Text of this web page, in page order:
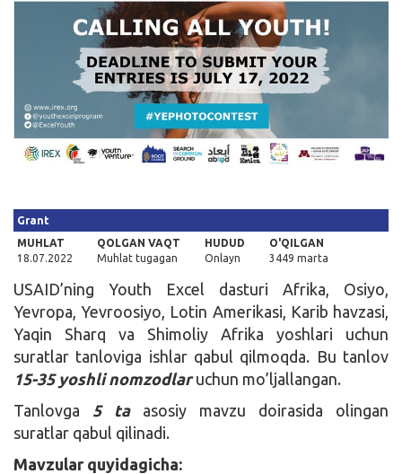
Grant
MUHLAT
18.07.2022
QOLGAN VAQT
Muhlat tugagan
HUDUD
Onlayn
O'QILGAN
3449 marta
USAID’ning Youth Excel dasturi Afrika, Osiyo,
Yevropa, Yevroosiyo, Lotin Amerikasi, Karib havzasi,
Yaqin Sharq va Shimoliy Afrika yoshlari uchun
suratlar tanloviga ishlar qabul qilmoqda. Bu tanlov
15-35 yoshli nomzodlaruchun mo’ljallangan.
Tanlovga 5 ta
asosiy mavzu doirasida olingan
suratlar qabul qilinadi.
Mavzular quyidagicha: